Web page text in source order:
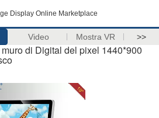
Display Online Marketplace
Video Mostra VR >>
di Digital del pixel 1440*900